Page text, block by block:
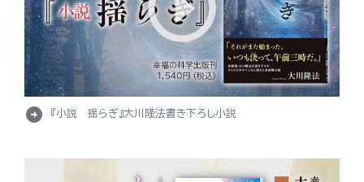
arrow_circle_right 『小説 揺らぎ』大川隆法書き下ろし小説